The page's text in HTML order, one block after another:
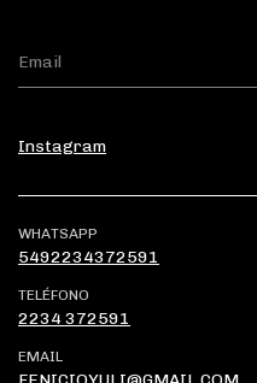
Instagram
WHATSAPP
5492234372591
TELÉFONO
2234 372591
EMAIL